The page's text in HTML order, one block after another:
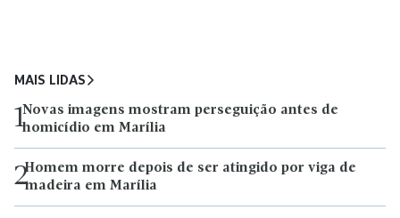
MAIS LIDAS
1Novas imagens mostram perseguição antes de
homicídio em Marília
2Homem morre depois de ser atingido por viga de
madeira em Marília